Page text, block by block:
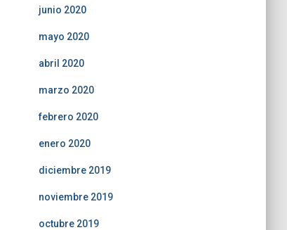
junio 2020
mayo 2020
abril 2020
marzo 2020
febrero 2020
enero 2020
diciembre 2019
noviembre 2019
octubre 2019